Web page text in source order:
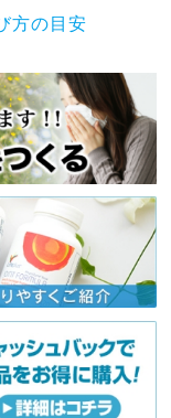
方の目安